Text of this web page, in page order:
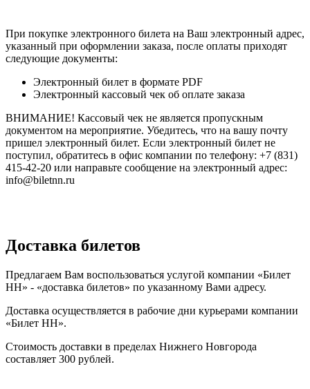
При покупке электронного билета на Ваш электронный адрес,
указанный при оформлении заказа, после оплаты приходят
следующие документы:
Электронный билет в формате PDF
Электронный кассовый чек об оплате заказа
ВНИМАНИЕ! Кассовый чек не является пропускным
документом на мероприятие. Убедитесь, что на вашу почту
пришел электронный билет. Если электронный билет не
поступил, обратитесь в офис компании по телефону: +7 (831)
415-42-20 или направьте сообщение на электронный адрес:
info@biletnn.ru
Доставка билетов
Предлагаем Вам воспользоваться услугой компании «Билет
НН» - «доставка билетов» по указанному Вами адресу.
Доставка осуществляется в рабочие дни курьерами компании
«Билет НН».
Стоимость доставки в пределах Нижнего Новгорода
составляет 300 рублей.